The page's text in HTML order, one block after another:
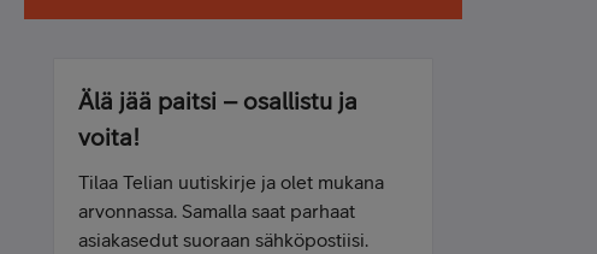
Älä jää paitsi – osallistu ja
voita!
Tilaa Telian uutiskirje ja olet mukana
arvonnassa. Samalla saat parhaat
asiakasedut suoraan sähköpostiisi.